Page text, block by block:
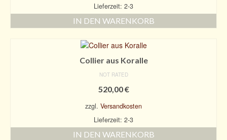
Lieferzeit: 2-3
IN DEN WARENKORB
Collier aus Koralle
NOT RATED
520,00€
zzgl. Versandkosten
Lieferzeit: 2-3
IN DEN WARENKORB